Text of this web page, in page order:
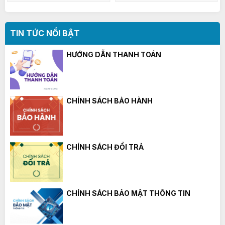
TIN TỨC NỔI BẬT
HƯỚNG DẪN THANH TOÁN
CHÍNH SÁCH BẢO HÀNH
CHÍNH SÁCH ĐỔI TRẢ
CHÍNH SÁCH BẢO MẬT THÔNG TIN